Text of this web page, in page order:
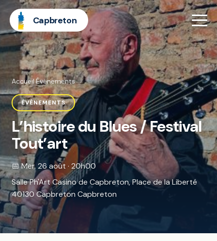
Capbreton
Accueil·Événements
ÉVÉNEMENTS
L’histoire du Blues / Festival
Tout’art
📅 Mer. 26 août · 20h00
Salle Ph'Art Casino de Capbreton, Place de la Liberté
40130 Capbreton Capbreton